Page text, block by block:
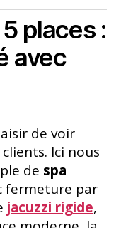
places :
avec
de voir
Ici nous
de spa
fermeture par
jacuzzi rigide,